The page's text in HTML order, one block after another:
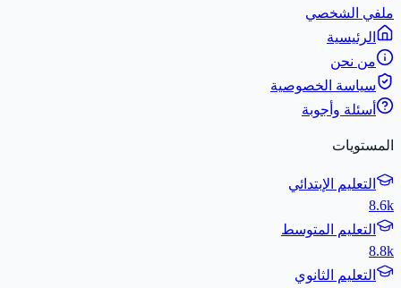
ملفي الشخصي
الرئيسية
من نحن
سياسة الخصوصية
أسئلة وأجوبة
المستويات
التعليم الإبتدائي
8.6k
التعليم المتوسط
8.8k
التعليم الثانوي